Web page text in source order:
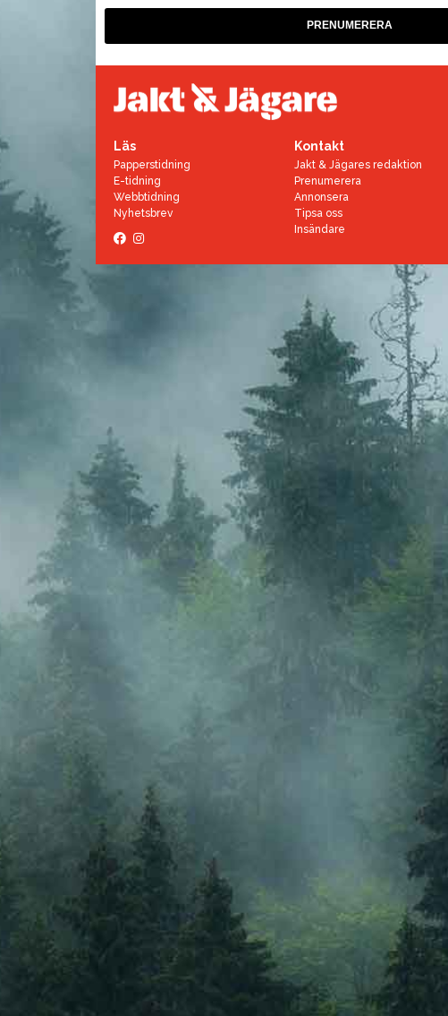
Läs
Papperstidning
E-tidning
Webbtidning
Nyhetsbrev
Kontakt
Jakt & Jägares redaktion
Prenumerera
Annonsera
Tipsa oss
Insändare